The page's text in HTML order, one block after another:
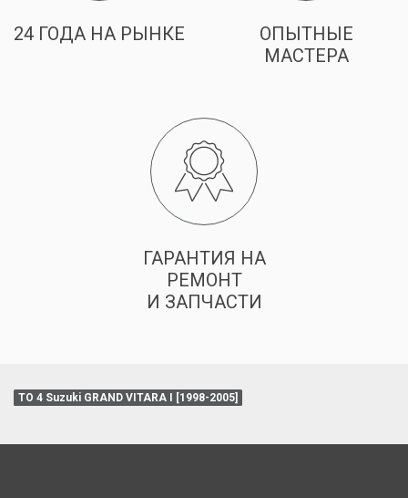
24 ГОДА НА РЫНКЕ
ОПЫТНЫЕ
МАСТЕРА
ГАРАНТИЯ НА
РЕМОНТ
И ЗАПЧАСТИ
ТО 4 Suzuki GRAND VITARA I [1998-2005]